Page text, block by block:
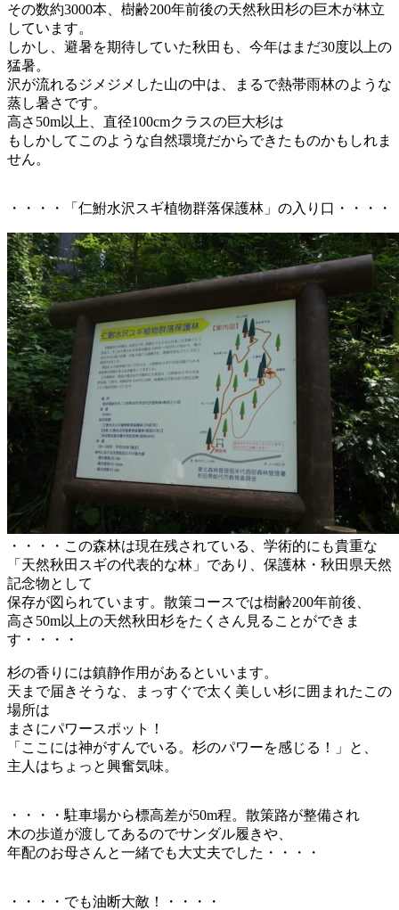
その数約3000本、樹齢200年前後の天然秋田杉の巨木が林立
しています。
しかし、避暑を期待していた秋田も、今年はまだ30度以上の
猛暑。
沢が流れるジメジメした山の中は、まるで熱帯雨林のような
蒸し暑さです。
高さ50m以上、直径100cmクラスの巨大杉は
もしかしてこのような自然環境だからできたものかもしれま
せん。
・・・・「仁鮒水沢スギ植物群落保護林」の入り口・・・・
・・・・この森林は現在残されている、学術的にも貴重な
「天然秋田スギの代表的な林」であり、保護林・秋田県天然
記念物として
保存が図られています。散策コースでは樹齢200年前後、
高さ50m以上の天然秋田杉をたくさん見ることができま
す・・・・
杉の香りには鎮静作用があるといいます。
天まで届きそうな、まっすぐで太く美しい杉に囲まれたこの
場所は
まさにパワースポット！
「ここには神がすんでいる。杉のパワーを感じる！」と、
主人はちょっと興奮気味。
・・・・駐車場から標高差が50m程。散策路が整備され
木の歩道が渡してあるのでサンダル履きや、
年配のお母さんと一緒でも大丈夫でした・・・・
・・・・でも油断大敵！・・・・